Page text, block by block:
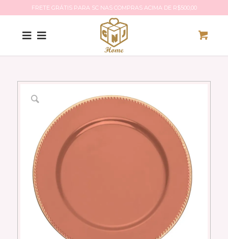
FRETE GRÁTIS PARA SC NAS COMPRAS ACIMA DE R$500,00